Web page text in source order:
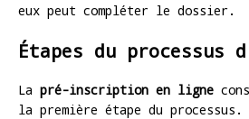
eux peut compléter le dossier.
Étapes du processus
La pré-inscription en ligne
la première étape du processus.